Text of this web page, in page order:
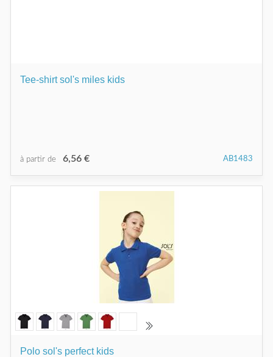
Tee-shirt sol's miles kids
à partir de 6,56 € AB1483
Polo sol's perfect kids